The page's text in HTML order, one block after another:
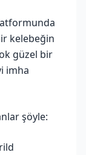
kelebeğin
güzel bir
imha
şöyle: